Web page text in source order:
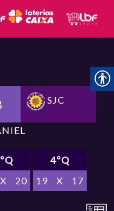
SJC
X 20
4ºQ
19
X 17